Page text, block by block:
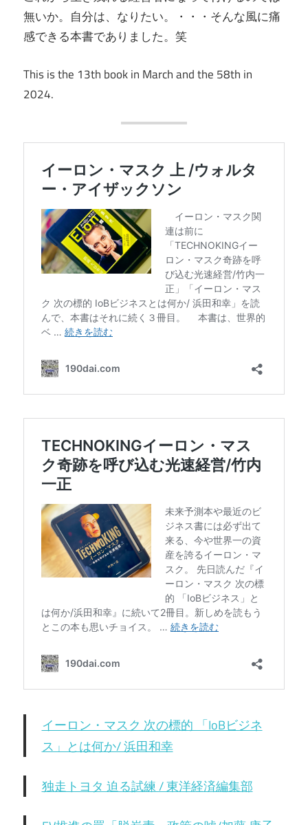
無いか。自分は、なりたい。・・・そんな風に痛
感できる本書でありました。笑
This is the 13th book in March and the 58th in
2024.
イーロン・マスク 次の標的 「IoBビジネ
ス」とは何か/ 浜田和幸
独走トヨタ 迫る試練 / 東洋経済編集部